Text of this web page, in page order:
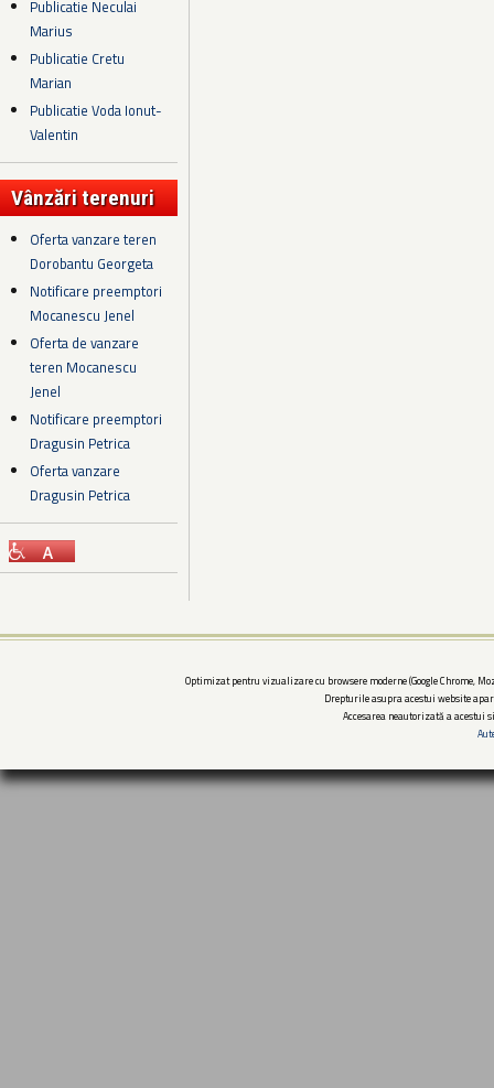
Publicatie Neculai
Marius
Publicatie Cretu
Marian
Publicatie Voda Ionut-
Valentin
Vânzări terenuri
Oferta vanzare teren
Dorobantu Georgeta
Notificare preemptori
Mocanescu Jenel
Oferta de vanzare
teren Mocanescu
Jenel
Notificare preemptori
Dragusin Petrica
Oferta vanzare
Dragusin Petrica
Optimizat pentru vizualizare cu browsere moderne (Google Chrome,
Drepturile asupra acestui website
Accesarea neautorizată a acestui